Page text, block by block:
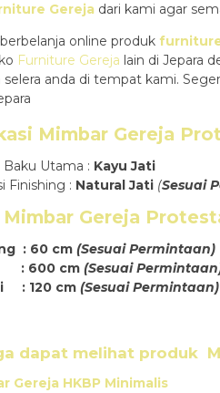
Gereja dari kami agar
online produk
Furniture Gereja lain di Jepara
selera anda di tempat kami.
Mimbar Gereja
Baku Utama : Kayu Jati
Finishing : Natural Jati (Sesuai
Mimbar Gereja
: 60 cm (Sesuai Permintaan)
: 600 cm (Sesuai
: 120 cm (Sesuai Permintaan)
dapat melihat produk
Gereja HKBP Minimalis